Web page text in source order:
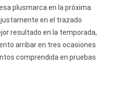
plusmarca en la próxima
en el trazado
resultado en la temporada,
arribar en tres ocasiones
comprendida en pruebas